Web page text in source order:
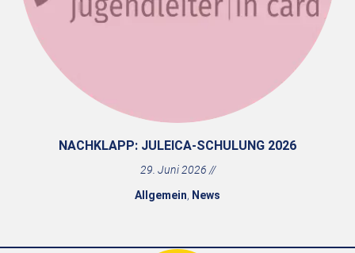
NACHKLAPP: JULEICA-SCHULUNG 2026
29. Juni 2026
Allgemein, News